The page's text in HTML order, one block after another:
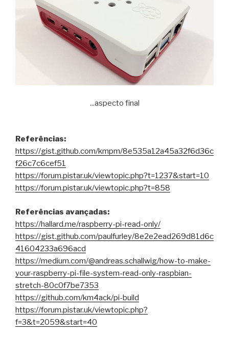
...aspecto final
Referências:
https://gist.github.com/kmpm/8e535a12a45a32f6d36c
f26c7c6cef51
https://forum.pistar.uk/viewtopic.php?t=1237&start=10
https://forum.pistar.uk/viewtopic.php?t=858
Referências avançadas:
https://hallard.me/raspberry-pi-read-only/
https://gist.github.com/paulfurley/8e2e2ead269d81d6c
41604233a696acd
https://medium.com/@andreas.schallwig/how-to-make-
your-raspberry-pi-file-system-read-only-raspbian-
stretch-80c0f7be7353
https://github.com/km4ack/pi-build
https://forum.pistar.uk/viewtopic.php?
f=3&t=2059&start=40